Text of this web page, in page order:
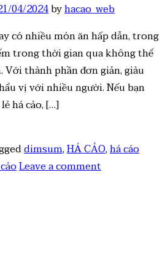
04/2024byhacao_web
có nhiều món ăn hấp dẫn, trong
trong thời gian qua không thể
Với thành phần đơn giản, giàu
vị với nhiều người. Nếu bạn
há cảo, […]
dimsum,HÁ CẢO,há cáo
Leave a comment